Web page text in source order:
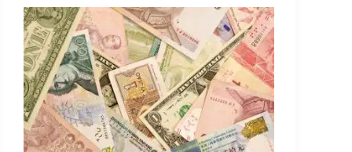
Kansen
op
de
valutamarkt